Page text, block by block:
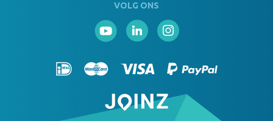
VOLG ONS